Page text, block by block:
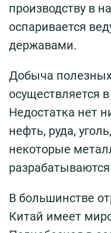
производству в
оспаривается
державами.
Добыча
осуществляется
Недостатка нет
нефть, руда,
некоторые
разрабатываются
В большинстве
Китай имеет